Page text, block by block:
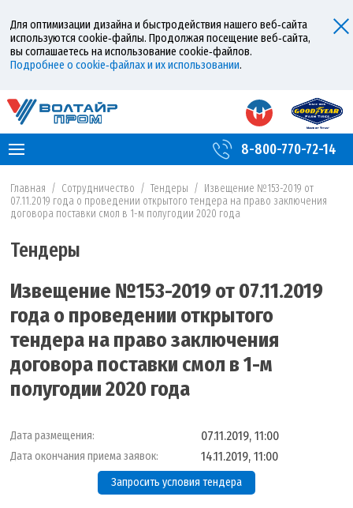
Для оптимизации дизайна и быстродействия нашего веб‑сайта
используются cookie‑файлы. Продолжая посещение веб‑сайта,
вы соглашаетесь на использование cookie‑файлов.
Подробнее о cookie‑файлах и их использовании.
8-800-770-72-14
Главная / Сотрудничество / Тендеры / Извещение №153-2019 от
07.11.2019 года о проведении открытого тендера на право заключения
договора поставки смол в 1-м полугодии 2020 года
Тендеры
Извещение №153-2019 от 07.11.2019
года о проведении открытого
тендера на право заключения
договора поставки смол в 1-м
полугодии 2020 года
Дата размещения: 07.11.2019, 11:00
Дата окончания приема заявок: 14.11.2019, 11:00
Запросить условия тендера